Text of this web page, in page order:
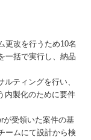
更改を行うため10名
一括で実行し、納品
ティングを行い、
内製化のために要件
が受領いた案件の基
ームにて設計から検